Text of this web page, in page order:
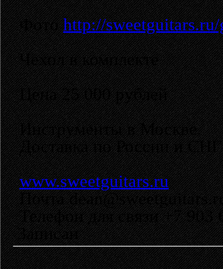
Фотоhttp://
Чехол в комплекте
Цена 25 000 рублей
Инструменты в Москве.
Доставка по России и
www.sweetguitars.ru
Почта
Телефон для связи +7 903
Записан